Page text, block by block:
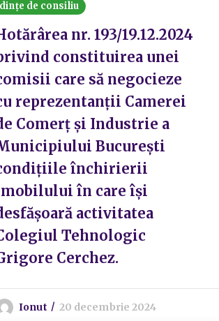
de consiliu
nr. 193/19.12.2024
constituirea unei
care să negocieze
reprezentanții Camerei
Comerț și Industrie a
București
închirierii
în care își
activitatea
Tehnologic
Cerchez.
Ionut 20 decembrie 2024